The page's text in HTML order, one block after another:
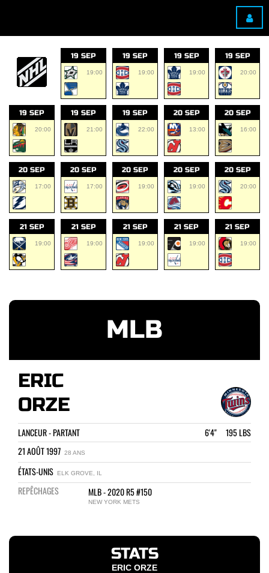
19 SEP
19:00
19 SEP
19:00
19 SEP
19:00
19 SEP
20:00
19 SEP
20:00
19 SEP
21:00
19 SEP
22:00
20 SEP
13:00
20 SEP
16:00
20 SEP
17:00
20 SEP
17:00
20 SEP
19:00
20 SEP
19:00
20 SEP
20:00
21 SEP
19:00
21 SEP
19:00
21 SEP
19:00
21 SEP
19:00
21 SEP
19:00
MLB
ERIC
ORZE
LANCEUR - PARTANT
6'4" 195 LBS
21 AOÛT 1997 28 ANS
ÉTATS-UNIS ELK GROVE, IL
REPÊCHAGES MLB - 2020 R5 #150
NEW YORK METS
STATS
ERIC ORZE